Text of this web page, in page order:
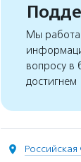
Мы
вопросу в
достигнем